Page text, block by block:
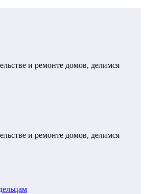
и ремонте домов, делимся
и ремонте домов, делимся